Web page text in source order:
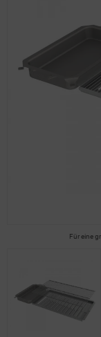
Für eine